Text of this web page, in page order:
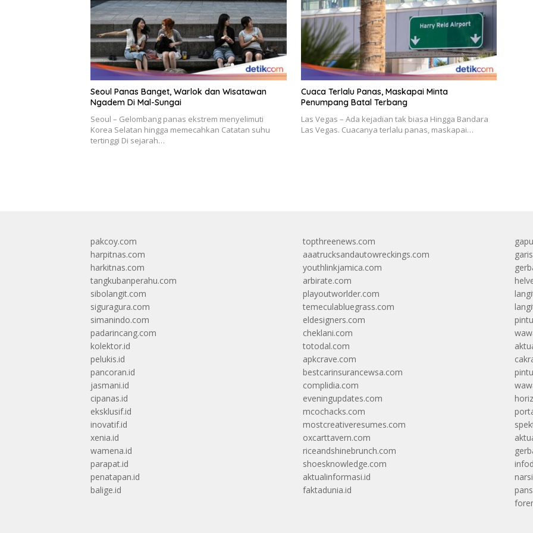
Seoul Panas Banget, Warlok dan Wisatawan
Ngadem Di Mal-Sungai
Seoul – Gelombang panas ekstrem menyelimuti
Korea Selatan hingga memecahkan Catatan suhu
tertinggi Di sejarah…
Cuaca Terlalu Panas, Maskapai Minta
Penumpang Batal Terbang
Las Vegas – Ada kejadian tak biasa Hingga Bandara
Las Vegas. Cuacanya terlalu panas, maskapai…
pakcoy.com
harpitnas.com
harkitnas.com
tangkubanperahu.com
sibolangit.com
siguragura.com
simanindo.com
padarincang.com
kolektor.id
pelukis.id
pancoran.id
jasmani.id
cipanas.id
eksklusif.id
inovatif.id
xenia.id
wamena.id
parapat.id
penatapan.id
balige.id
topthreenews.com
aaatrucksandautowreckings.com
youthlinkjamica.com
arbirate.com
playoutworlder.com
temeculabluegrass.com
eldesigners.com
cheklani.com
totodal.com
apkcrave.com
bestcarinsurancewsa.com
complidia.com
eveningupdates.com
mcochacks.com
mostcreativeresumes.com
oxcarttavern.com
riceandshinebrunch.com
shoesknowledge.com
aktualinformasi.id
faktadunia.id